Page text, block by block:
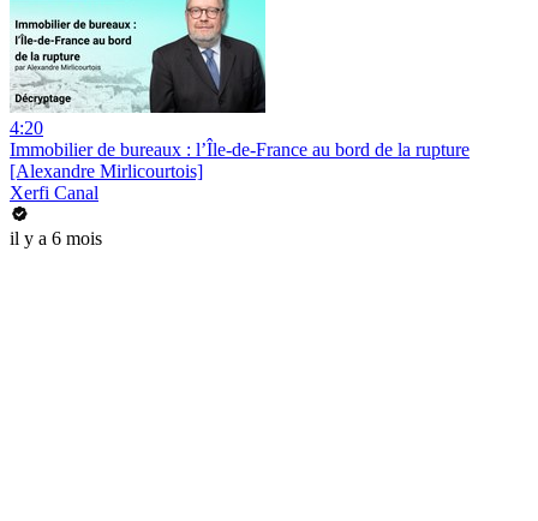
4:20
Immobilier de bureaux : l’Île-de-France au bord de la rupture
[Alexandre Mirlicourtois]
Xerfi Canal
il y a 6 mois